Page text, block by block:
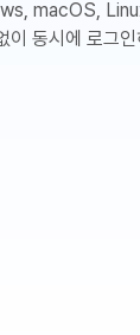
macOS,
이 동시에 로그